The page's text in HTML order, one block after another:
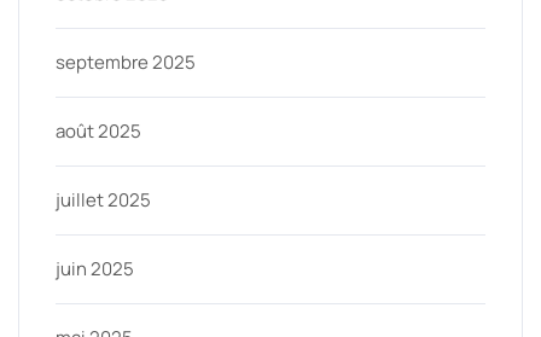
septembre 2025
août 2025
juillet 2025
juin 2025